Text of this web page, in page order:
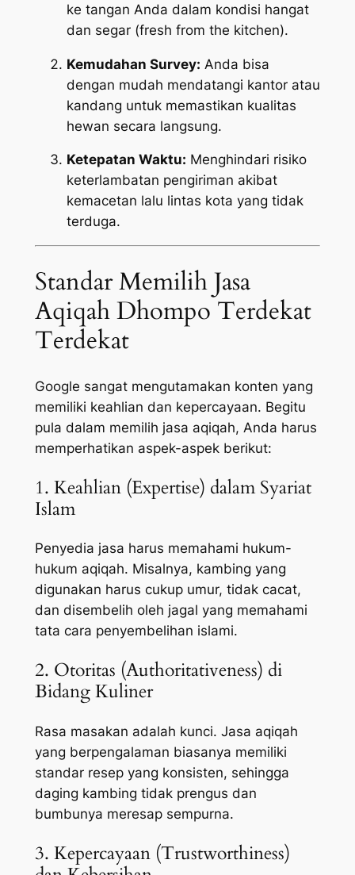
ke tangan Anda dalam kondisi hangat
dan segar (fresh from the kitchen).
Kemudahan Survey: Anda bisa
dengan mudah mendatangi kantor atau
kandang untuk memastikan kualitas
hewan secara langsung.
Ketepatan Waktu: Menghindari risiko
keterlambatan pengiriman akibat
kemacetan lalu lintas kota yang tidak
terduga.
Standar Memilih Jasa
Aqiqah Dhompo Terdekat
Terdekat
Google sangat mengutamakan konten yang
memiliki keahlian dan kepercayaan. Begitu
pula dalam memilih jasa aqiqah, Anda harus
memperhatikan aspek-aspek berikut:
1. Keahlian (Expertise) dalam Syariat
Islam
Penyedia jasa harus memahami hukum-
hukum aqiqah. Misalnya, kambing yang
digunakan harus cukup umur, tidak cacat,
dan disembelih oleh jagal yang memahami
tata cara penyembelihan islami.
2. Otoritas (Authoritativeness) di
Bidang Kuliner
Rasa masakan adalah kunci. Jasa aqiqah
yang berpengalaman biasanya memiliki
standar resep yang konsisten, sehingga
daging kambing tidak prengus dan
bumbunya meresap sempurna.
3. Kepercayaan (Trustworthiness)